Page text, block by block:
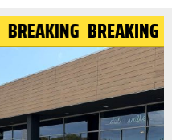
BREAKING BREAKING